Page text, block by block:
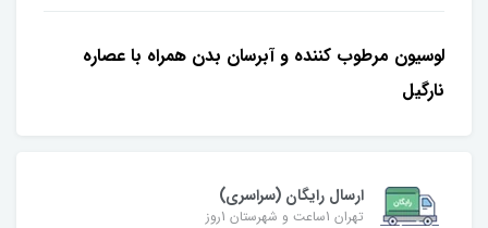
لوسیون مرطوب کننده و آبرسان بدن همراه با عصاره
نارگیل
ارسال رایگان (سراسری)
تهران 1ساعت و شهرستان 1روز